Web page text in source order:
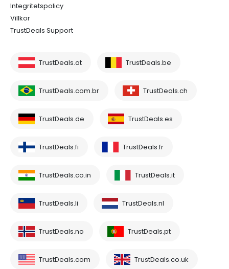
Integritetspolicy
Villkor
TrustDeals Support
TrustDeals.at TrustDeals.be
TrustDeals.com.br TrustDeals.ch
TrustDeals.de TrustDeals.es
TrustDeals.fi TrustDeals.fr
TrustDeals.co.in TrustDeals.it
TrustDeals.li TrustDeals.nl
TrustDeals.no TrustDeals.pt
TrustDeals.com TrustDeals.co.uk